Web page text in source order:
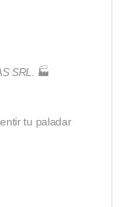
SRL. 🏭
tu paladar